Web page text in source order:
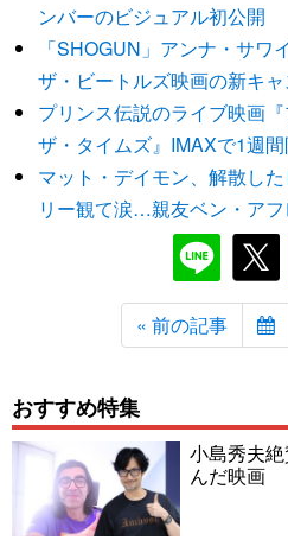
ンバーのビジュアル初公開
「SHOGUN」アンナ・サワ
ザ・ビートルズ映画の新キ
プリンス伝説のライブ映画
ザ・タイムズ』IMAXで1週間
マット・デイモン、解散し
リー観て涙…親友ベン・アフ
« 前の記事
おすすめ特集
小島秀夫
んだ映画